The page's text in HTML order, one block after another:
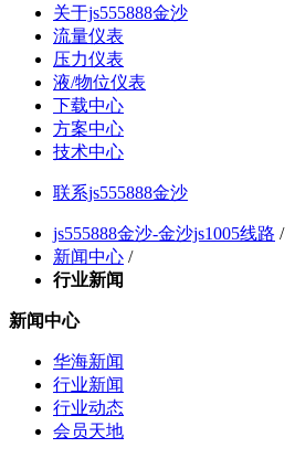
关于js555888金沙
流量仪表
压力仪表
液/物位仪表
下载中心
方案中心
技术中心
联系js555888金沙
js555888金沙-金沙js1005线路 /
新闻中心 /
行业新闻
新闻中心
华海新闻
行业新闻
行业动态
会员天地